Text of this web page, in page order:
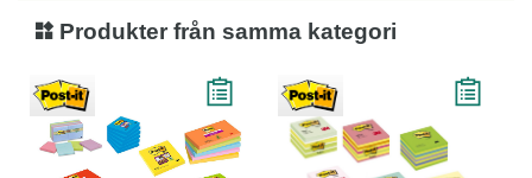
Produkter från samma kategori